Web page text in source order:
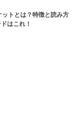
ットとは？特徴と読み方
はこれ！